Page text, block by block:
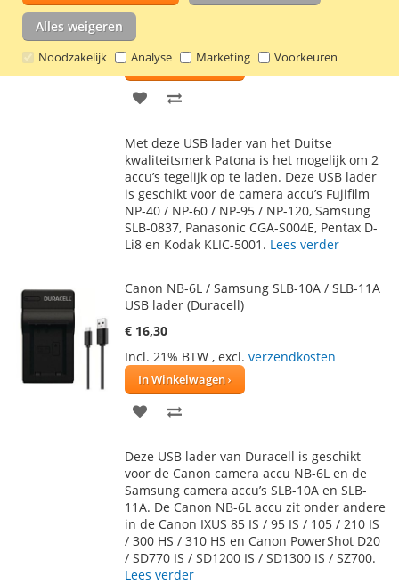
Alles weigeren
Noodzakelijk Analyse Marketing Voorkeuren
€ 16,20
Incl. 21% BTW
In Winkelwagen
VOEG
AAN
VERLANGLIJST
TE
VERGELIJKEN
Met deze USB lader van het Duitse
kwaliteitsmerk Patona is het mogelijk om 2
accu’s tegelijk op te laden. Deze USB lader
is geschikt voor de camera accu’s Fujifilm
NP-40 / NP-60 / NP-95 / NP-120, Samsung
SLB-0837, Panasonic CGA-S004E, Pentax D-
Li8 en Kodak KLIC-5001. Lees verder
Canon NB-6L / Samsung SLB-10A / SLB-11A
USB lader (Duracell)
€ 16,30
Incl. 21% BTW , excl. verzendkosten
In Winkelwagen
VOEG
AAN
VERLANGLIJST
TE
VERGELIJKEN
Deze USB lader van Duracell is geschikt
voor de Canon camera accu NB-6L en de
Samsung camera accu’s SLB-10A en SLB-
11A. De Canon NB-6L accu zit onder andere
in de Canon IXUS 85 IS / 95 IS / 105 / 210 IS
/ 300 HS / 310 HS en Canon PowerShot D20
/ SD770 IS / SD1200 IS / SD1300 IS / SZ700.
Lees verder